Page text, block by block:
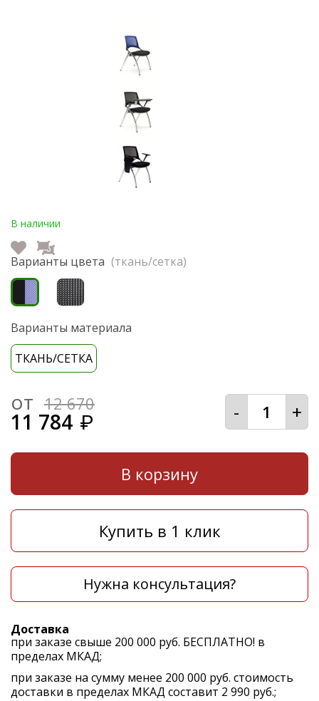
В наличии
Варианты цвета (ткань/сетка)
Варианты материала
ТКАНЬ/СЕТКА
от 12 670
11 784 ₽ - +
В корзину
Купить в 1 клик
Нужна консультация?
Доставка
при заказе свыше 200 000 руб. БЕСПЛАТНО! в
пределах МКАД;
при заказе на сумму менее 200 000 руб. стоимость
доставки в пределах МКАД составит 2 990 руб.;